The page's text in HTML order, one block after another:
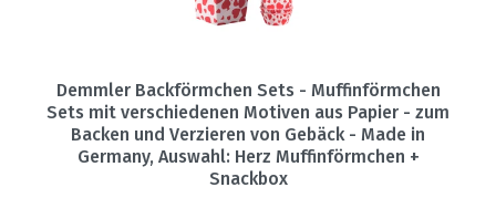
Demmler Backförmchen Sets - Muffinförmchen
Sets mit verschiedenen Motiven aus Papier - zum
Backen und Verzieren von Gebäck - Made in
Germany, Auswahl: Herz Muffinförmchen +
Snackbox